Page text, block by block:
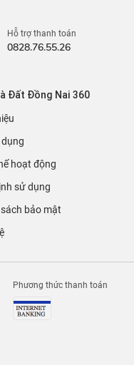
Hỗ trợ thanh toán
0828.76.55.26
Đất Đồng Nai 360
dụng
hoạt động
sử dụng
bảo mật
Phương thức thanh toán